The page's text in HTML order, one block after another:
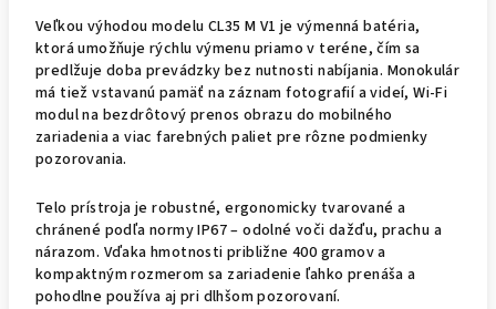
Veľkou výhodou modelu CL35 M V1 je výmenná batéria,
ktorá umožňuje rýchlu výmenu priamo v teréne, čím sa
predlžuje doba prevádzky bez nutnosti nabíjania. Monokulár
má tiež vstavanú pamäť na záznam fotografií a videí, Wi-Fi
modul na bezdrôtový prenos obrazu do mobilného
zariadenia a viac farebných paliet pre rôzne podmienky
pozorovania.
Telo prístroja je robustné, ergonomicky tvarované a
chránené podľa normy IP67 – odolné voči dažďu, prachu a
nárazom. Vďaka hmotnosti približne 400 gramov a
kompaktným rozmerom sa zariadenie ľahko prenáša a
pohodlne používa aj pri dlhšom pozorovaní.